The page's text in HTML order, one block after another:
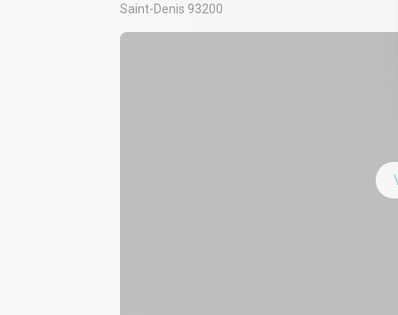
Saint-Denis 93200